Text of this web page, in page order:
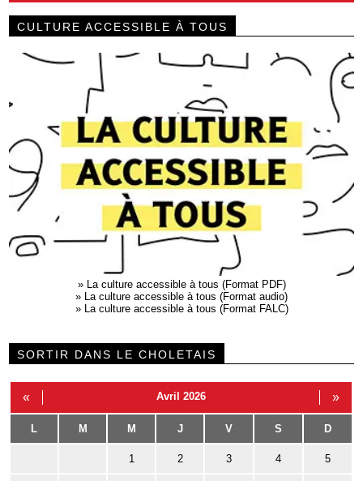
CULTURE ACCESSIBLE À TOUS
» La culture accessible à tous (Format PDF)
» La culture accessible à tous (Format audio)
» La culture accessible à tous (Format FALC)
SORTIR DANS LE CHOLETAIS
« Avril 2026 »
L M M J V S D
1 2 3 4 5